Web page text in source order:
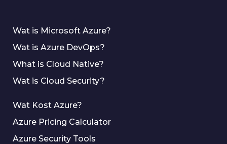
Wat is Microsoft Azure?
Wat is Azure DevOps?
What is Cloud Native?
Wat is Cloud Security?
Wat Kost Azure?
Azure Pricing Calculator
Azure Security Tools